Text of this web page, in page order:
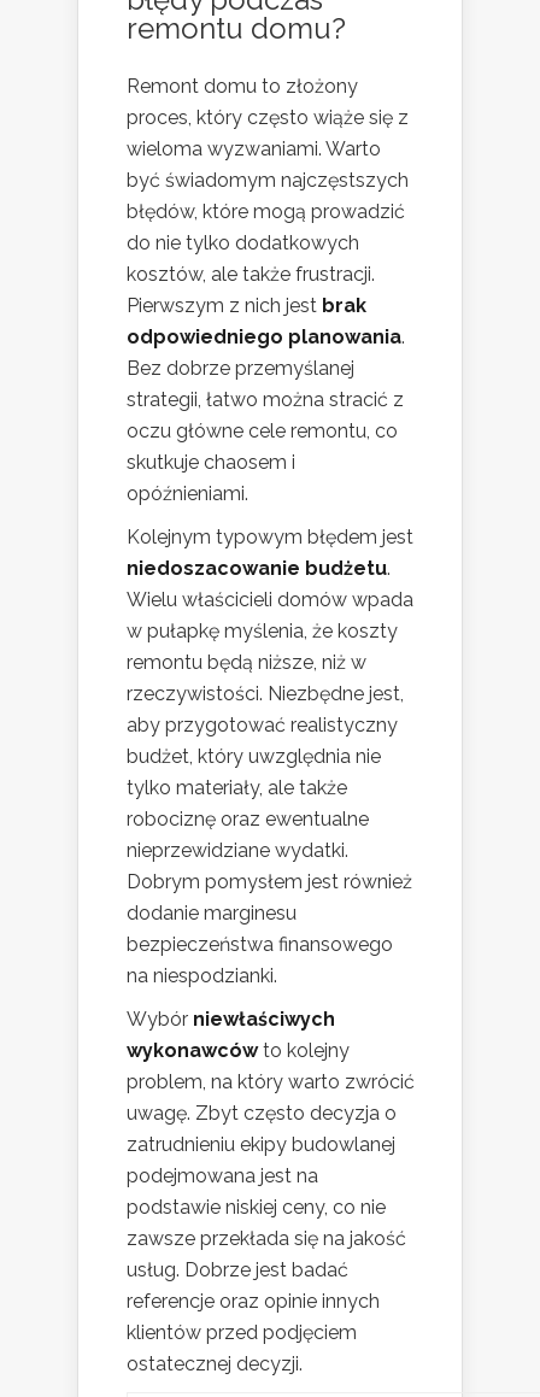
remontu domu?
Remont domu to złożony
proces, który często wiąże się z
wieloma wyzwaniami. Warto
być świadomym najczęstszych
błędów, które mogą prowadzić
do nie tylko dodatkowych
kosztów, ale także frustracji.
Pierwszym z nich jest brak
odpowiedniego planowania.
Bez dobrze przemyślanej
strategii, łatwo można stracić z
oczu główne cele remontu, co
skutkuje chaosem i
opóźnieniami.
Kolejnym typowym błędem jest
niedoszacowanie budżetu.
Wielu właścicieli domów wpada
w pułapkę myślenia, że koszty
remontu będą niższe, niż w
rzeczywistości. Niezbędne jest,
aby przygotować realistyczny
budżet, który uwzględnia nie
tylko materiały, ale także
robociznę oraz ewentualne
nieprzewidziane wydatki.
Dobrym pomysłem jest również
dodanie marginesu
bezpieczeństwa finansowego
na niespodzianki.
Wybór niewłaściwych
wykonawcówto kolejny
problem, na który warto zwrócić
uwagę. Zbyt często decyzja o
zatrudnieniu ekipy budowlanej
podejmowana jest na
podstawie niskiej ceny, co nie
zawsze przekłada się na jakość
usług. Dobrze jest badać
referencje oraz opinie innych
klientów przed podjęciem
ostatecznej decyzji.